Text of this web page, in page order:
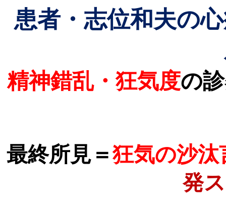
患者・志位和夫の
精神錯乱・狂気度の
最終所見＝狂気の沙汰
発